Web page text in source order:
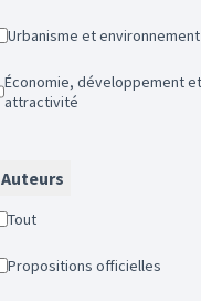
Urbanisme et environnement
Économie, développement et
attractivité
Auteurs
Tout
Propositions officielles